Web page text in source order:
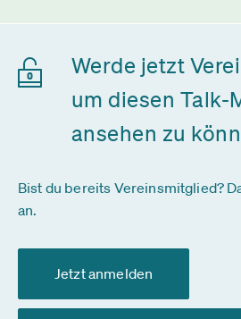
Werde jetzt
um diesen
ansehen zu
Bist du bereits Vereinsmitglied?
an.
Jetzt anmelden